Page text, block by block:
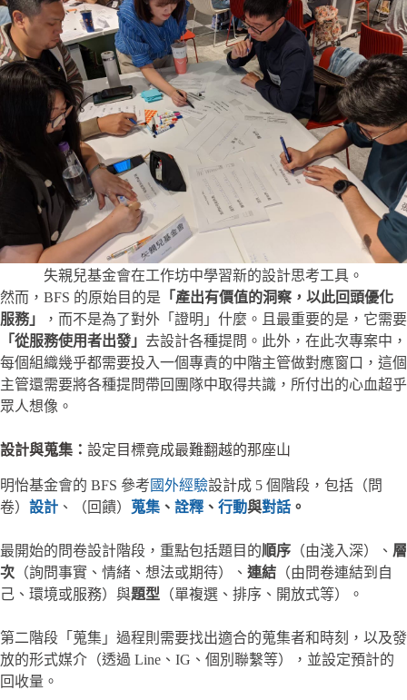
失親兒基金會在工作坊中學習新的設計思考工具。
然而，BFS 的原始目的是 「產出有價值的洞察，以此回頭優化
服務」
，而不是為了對外「證明」什麼。且最重要的是，它需要
「從服務使用者出發」 去設計各種提問。此外，在此次專案中，
每個組織幾乎都需要投入一個專責的中階主管做對應窗口，這個
主管還需要將各種提問帶回團隊中取得共識，所付出的心血超乎
眾人想像。
設計與蒐集： 設定目標竟成最難翻越的那座山
明怡基金會的 BFS 參考 國外經驗設計成 5 個階段，包括（問
卷） 設計 、（回饋） 蒐集 、 詮釋 、 行動與對話 。
最開始的問卷設計階段，重點包括題目的順序 （由淺入深）、 層
次 （詢問事實、情緒、想法或期待）、 連結 （由問卷連結到自
己、環境或服務）與題型 （單複選、排序、開放式等）。
第二階段「蒐集」過程則需要找出適合的蒐集者和時刻，以及發
放的形式媒介（透過 Line、IG、個別聯繫等），並設定預計的
回收量。